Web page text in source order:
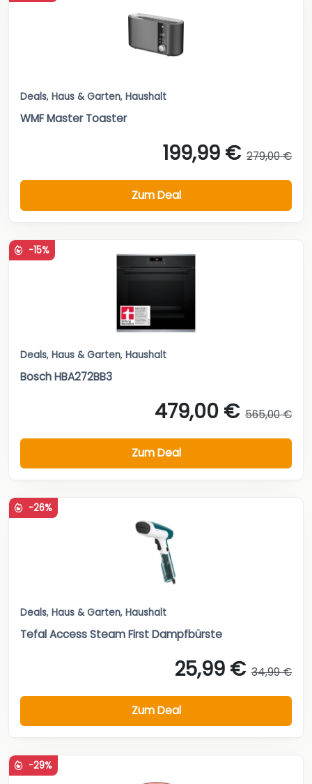
Deals, Haus & Garten, Haushalt
WMF Master Toaster
199,99 € 279,00 €
Zum Deal
-15%
Deals, Haus & Garten, Haushalt
Bosch HBA272BB3
479,00 € 565,00 €
Zum Deal
-26%
Deals, Haus & Garten, Haushalt
Tefal Access Steam First Dampfbürste
25,99 € 34,99 €
Zum Deal
-29%